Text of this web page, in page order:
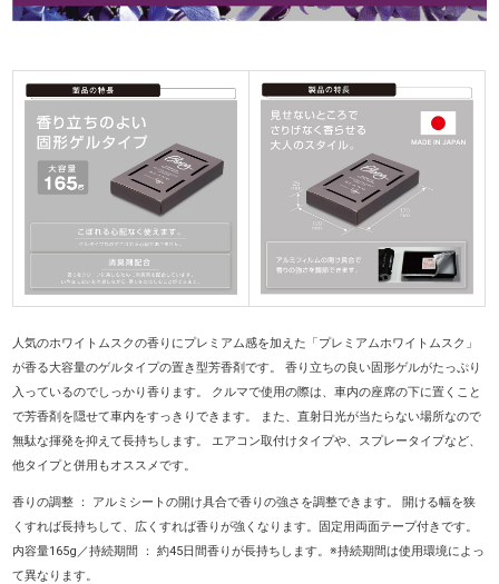
人気のホワイトムスクの香りにプレミアム感を加えた「プレミアムホワイトムスク」
が香る大容量のゲルタイプの置き型芳香剤です。 香り立ちの良い固形ゲルがたっぷり
入っているのでしっかり香ります。 クルマで使用の際は、車内の座席の下に置くこと
で芳香剤を隠せて車内をすっきりできます。 また、直射日光が当たらない場所なので
無駄な揮発を抑えて長持ちします。 エアコン取付けタイプや、スプレータイプなど、
他タイプと併用もオススメです。
香りの調整 ： アルミシートの開け具合で香りの強さを調整できます。 開ける幅を狭
くすれば長持ちして、広くすれば香りが強くなります。固定用両面テープ付きです。
内容量165g／持続期間 ： 約45日間香りが長持ちします。※持続期間は使用環境によっ
て異なります。